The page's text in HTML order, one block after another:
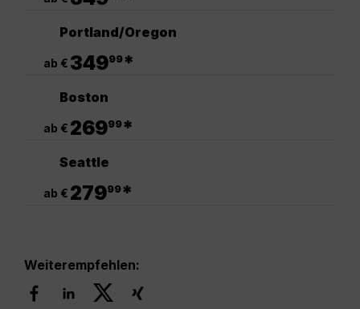
Portland/Oregon
ab € 34999*
Boston
ab € 26999*
Seattle
ab € 27999*
Weiterempfehlen: